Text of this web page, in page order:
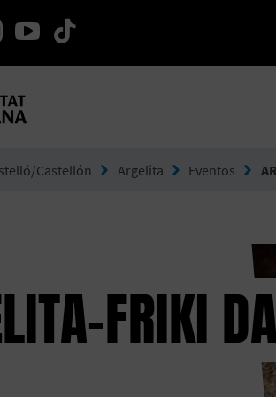
facebook
en twitter
seguir en instagram
seguir en youtube
Castellón Argelita Eventos
FRIKI